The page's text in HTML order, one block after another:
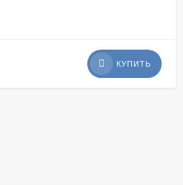
КУПИТЬ